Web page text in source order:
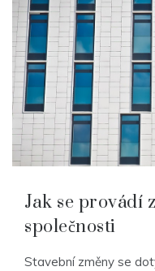
Jak se provádí
společnosti
Stavební změny se